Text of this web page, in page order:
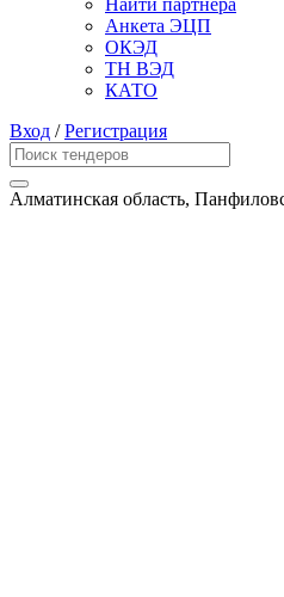
Найти партнера
Анкета ЭЦП
ОКЭД
ТН ВЭД
КАТО
Вход /Регистрация
Алматинская область,